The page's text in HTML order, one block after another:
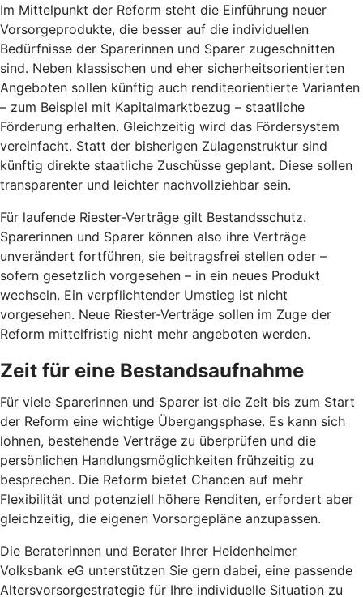
Im Mittelpunkt der Reform steht die Einführung neuer
Vorsorgeprodukte, die besser auf die individuellen
Bedürfnisse der Sparerinnen und Sparer zugeschnitten
sind. Neben klassischen und eher sicherheitsorientierten
Angeboten sollen künftig auch renditeorientierte Varianten
– zum Beispiel mit Kapitalmarktbezug – staatliche
Förderung erhalten. Gleichzeitig wird das Fördersystem
vereinfacht. Statt der bisherigen Zulagenstruktur sind
künftig direkte staatliche Zuschüsse geplant. Diese sollen
transparenter und leichter nachvollziehbar sein.
Für laufende Riester-Verträge gilt Bestandsschutz.
Sparerinnen und Sparer können also ihre Verträge
unverändert fortführen, sie beitragsfrei stellen oder –
sofern gesetzlich vorgesehen – in ein neues Produkt
wechseln. Ein verpflichtender Umstieg ist nicht
vorgesehen. Neue Riester-Verträge sollen im Zuge der
Reform mittelfristig nicht mehr angeboten werden.
Zeit für eine Bestandsaufnahme
Für viele Sparerinnen und Sparer ist die Zeit bis zum Start
der Reform eine wichtige Übergangsphase. Es kann sich
lohnen, bestehende Verträge zu überprüfen und die
persönlichen Handlungsmöglichkeiten frühzeitig zu
besprechen. Die Reform bietet Chancen auf mehr
Flexibilität und potenziell höhere Renditen, erfordert aber
gleichzeitig, die eigenen Vorsorgepläne anzupassen.
Die Beraterinnen und Berater Ihrer Heidenheimer
Volksbank eG unterstützen Sie gern dabei, eine passende
Altersvorsorgestrategie für Ihre individuelle Situation zu